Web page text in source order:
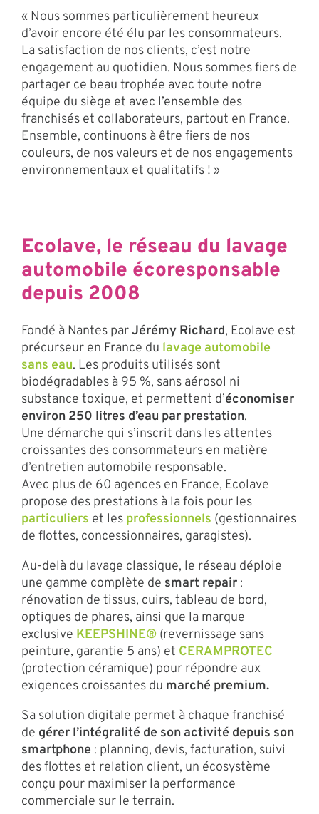
« Nous sommes particulièrement heureux
d’avoir encore été élu par les consommateurs.
La satisfaction de nos clients, c’est notre
engagement au quotidien. Nous sommes fiers de
partager ce beau trophée avec toute notre
équipe du siège et avec l’ensemble des
franchisés et collaborateurs, partout en France.
Ensemble, continuons à être fiers de nos
couleurs, de nos valeurs et de nos engagements
environnementaux et qualitatifs ! »
Ecolave, le réseau du lavage
automobile écoresponsable
depuis 2008
Fondé à Nantes parJérémy Richard, Ecolave est
précurseur en France du lavage automobile
sans eau. Les produits utilisés sont
biodégradables à 95 %, sans aérosol ni
substance toxique, et permettent d’économiser
environ 250 litres d’eau par prestation.
Une démarche qui s’inscrit dans les attentes
croissantes des consommateurs en matière
d’entretien automobile responsable.
Avec plus de 60 agences en France, Ecolave
propose des prestations à la fois pour les
particuliers et les professionnels (gestionnaires
de flottes, concessionnaires, garagistes).
Au-delà du lavage classique, le réseau déploie
une gamme complète de smart repair :
rénovation de tissus, cuirs, tableau de bord,
optiques de phares, ainsi que la marque
exclusive KEEPSHINE® (revernissage sans
peinture, garantie 5 ans) et CERAMPROTEC
(protection céramique) pour répondre aux
exigences croissantes du marché premium.
Sa solution digitale permet à chaque franchisé
de gérer l’intégralité de son activité depuis son
smartphone : planning, devis, facturation, suivi
des flottes et relation client, un écosystème
conçu pour maximiser la performance
commerciale sur le terrain.